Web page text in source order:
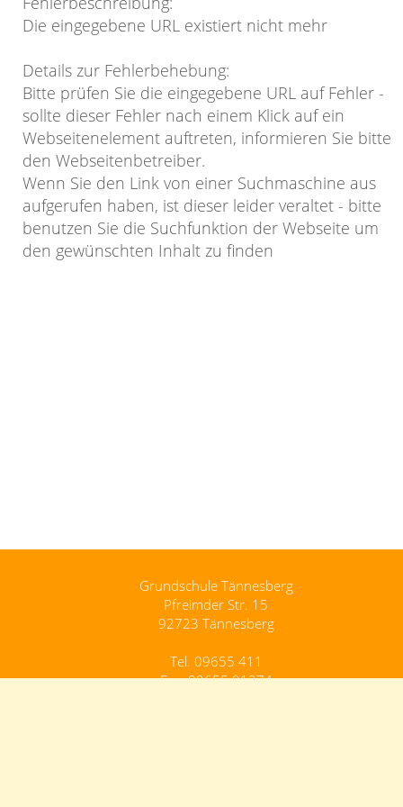
Die eingegebene URL existiert nicht mehr
Details zur Fehlerbehebung:
Bitte prüfen Sie die eingegebene URL auf Fehler -
sollte dieser Fehler nach einem Klick auf ein
Webseitenelement auftreten, informieren Sie bitte
den Webseitenbetreiber.
Wenn Sie den Link von einer Suchmaschine aus
aufgerufen haben, ist dieser leider veraltet - bitte
benutzen Sie die Suchfunktion der Webseite um
den gewünschten Inhalt zu finden
Grundschule Tännesberg
Pfreimder Str. 15
92723 Tännesberg
Tel. 09655 411
Fax. 09655 91274